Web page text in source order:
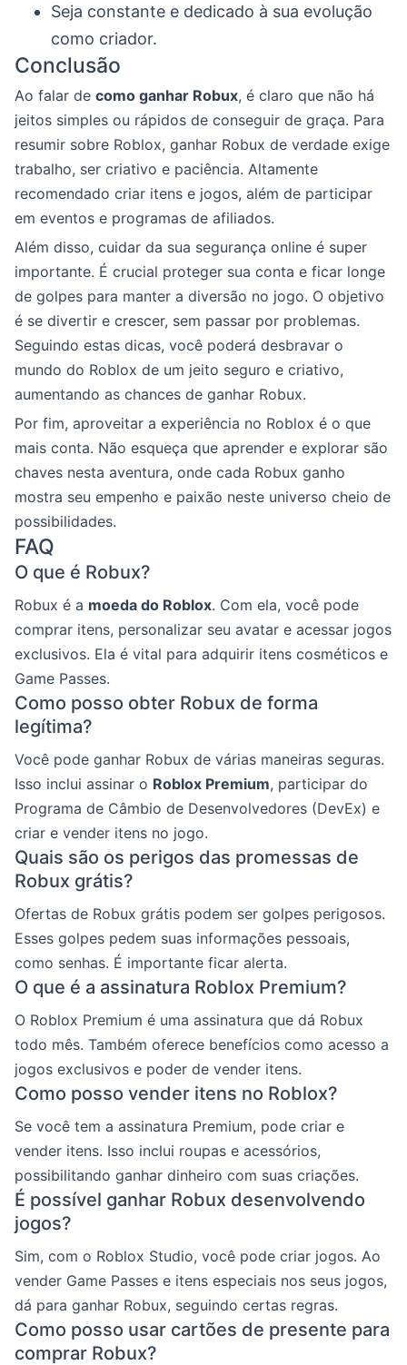
Seja constante e dedicado à sua evolução
como criador.
Conclusão
Ao falar de como ganhar Robux, é claro que não há
jeitos simples ou rápidos de conseguir de graça. Para
resumir sobre Roblox, ganhar Robux de verdade exige
trabalho, ser criativo e paciência. Altamente
recomendado criar itens e jogos, além de participar
em eventos e programas de afiliados.
Além disso, cuidar da sua segurança online é super
importante. É crucial proteger sua conta e ficar longe
de golpes para manter a diversão no jogo. O objetivo
é se divertir e crescer, sem passar por problemas.
Seguindo estas dicas, você poderá desbravar o
mundo do Roblox de um jeito seguro e criativo,
aumentando as chances de ganhar Robux.
Por fim, aproveitar a experiência no Roblox é o que
mais conta. Não esqueça que aprender e explorar são
chaves nesta aventura, onde cada Robux ganho
mostra seu empenho e paixão neste universo cheio de
possibilidades.
FAQ
O que é Robux?
Robux é a moeda do Roblox. Com ela, você pode
comprar itens, personalizar seu avatar e acessar jogos
exclusivos. Ela é vital para adquirir itens cosméticos e
Game Passes.
Como posso obter Robux de forma
legítima?
Você pode ganhar Robux de várias maneiras seguras.
Isso inclui assinar o Roblox Premium, participar do
Programa de Câmbio de Desenvolvedores (DevEx) e
criar e vender itens no jogo.
Quais são os perigos das promessas de
Robux grátis?
Ofertas de Robux grátis podem ser golpes perigosos.
Esses golpes pedem suas informações pessoais,
como senhas. É importante ficar alerta.
O que é a assinatura Roblox Premium?
O Roblox Premium é uma assinatura que dá Robux
todo mês. Também oferece benefícios como acesso a
jogos exclusivos e poder de vender itens.
Como posso vender itens no Roblox?
Se você tem a assinatura Premium, pode criar e
vender itens. Isso inclui roupas e acessórios,
possibilitando ganhar dinheiro com suas criações.
É possível ganhar Robux desenvolvendo
jogos?
Sim, com o Roblox Studio, você pode criar jogos. Ao
vender Game Passes e itens especiais nos seus jogos,
dá para ganhar Robux, seguindo certas regras.
Como posso usar cartões de presente para
comprar Robux?